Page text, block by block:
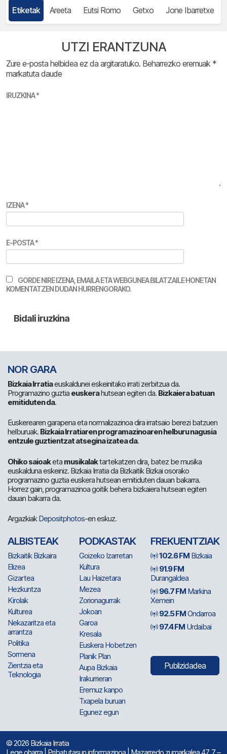
Etiketak Areeta Eutsi Romo Getxo Jone Ibarretxe
UTZI ERANTZUNA
Zure e-posta helbidea ez da argitaratuko. Beharrezko eremuak *
markatuta daude
IRUZKINA*
IZENA*
E-POSTA*
GORDE NIRE IZENA, EMAILA ETA WEBGUNEA BILATZAILE HONETAN
KOMENTATZEN DUDAN HURRENGORAKO.
NOR GARA
Bizkaia Irratiaeuskaldunei eskeinitako irrati zerbitzua da.
Programazino guztia euskerahutsean egiten da. Bizkaiera batuan
emitiduten da.
Euskerearen garapena eta normalizazinoa dira irratsaio berezi batzuen
helburuak. Bizkaia Irratiaren programazinoaren helburu nagusia
entzule guztientzat atsegina izatea da.
Ohiko saioaketa musikalaktartekatzen dira, batez be musika
euskalduna eskeiniz. Bizkaia Irratia da Bizkaitik Bizkai osorako
programazino guztia euskera hutsean emitiduten dauan bakarra.
Horrez gain, programazinoa goitik behera bizkaiera hutsean egiten
dauan bakarra da.
ArgazkiakDepositphotos-en eskuz.
ALBISTEAK
Bizkaitik Bizkaira
Elizea
Gizartea
Hezkuntza
Kirolak
Kulturea
Nekazaritza eta
arrantza
Politika
Sormena
Zientzia eta
Teknologia
PODKASTAK
Goizeko Izarretan
Kultura
Lau Haizetara
Mezea
Zorionagurrak
Jokoan
Garoa
Kresala
Euskera Hobetzen
Planik Plan
Aupa Bizkaia
Irakurrieran
Eremuz kanpo
Txapela buruan
Egunez egun
FREKUENTZIAK
102.6 FM Bizkaia
91.9 FM
Durangaldea
96.7 FM Markina
Xemein
92.5 FMOndarroa
97.4 FM Urdaibai
Publizidadea
© 2026 Bizkaia Irratia